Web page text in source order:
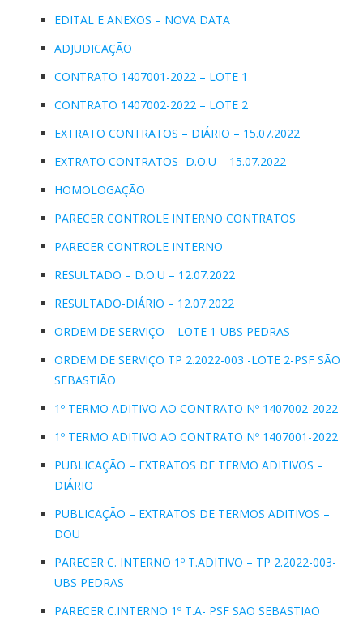
EDITAL E ANEXOS – NOVA DATA
ADJUDICAÇÃO
CONTRATO 1407001-2022 – LOTE 1
CONTRATO 1407002-2022 – LOTE 2
EXTRATO CONTRATOS – DIÁRIO – 15.07.2022
EXTRATO CONTRATOS- D.O.U – 15.07.2022
HOMOLOGAÇÃO
PARECER CONTROLE INTERNO CONTRATOS
PARECER CONTROLE INTERNO
RESULTADO – D.O.U – 12.07.2022
RESULTADO-DIÁRIO – 12.07.2022
ORDEM DE SERVIÇO – LOTE 1-UBS PEDRAS
ORDEM DE SERVIÇO TP 2.2022-003 -LOTE 2-PSF SÃO
SEBASTIÃO
1º TERMO ADITIVO AO CONTRATO Nº 1407002-2022
1º TERMO ADITIVO AO CONTRATO Nº 1407001-2022
PUBLICAÇÃO – EXTRATOS DE TERMO ADITIVOS –
DIÁRIO
PUBLICAÇÃO – EXTRATOS DE TERMOS ADITIVOS –
DOU
PARECER C. INTERNO 1º T.ADITIVO – TP 2.2022-003-
UBS PEDRAS
PARECER C.INTERNO 1º T.A- PSF SÃO SEBASTIÃO